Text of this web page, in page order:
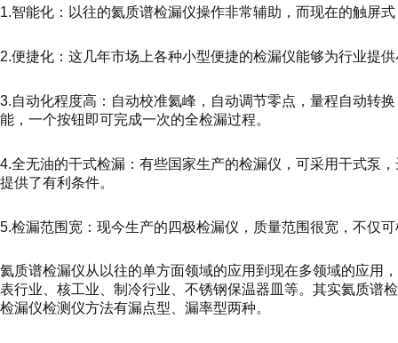
1.智能化：以往的氦质谱检漏仪操作非常辅助，而现在的触屏
2.便捷化：这几年市场上各种小型便捷的检漏仪能够为行业提
3.自动化程度高：自动校准氦峰，自动调节零点，量程自动转
能，一个按钮即可完成一次的全检漏过程。
4.全无油的干式检漏：有些国家生产的检漏仪，可采用干式泵
提供了有利条件。
5.检漏范围宽：现今生产的四极检漏仪，质量范围很宽，不仅
氦质谱检漏仪从以往的单方面领域的应用到现在多领域的应用
表行业、核工业、制冷行业、不锈钢保温器皿等。其实氦质谱
检漏仪检测仪方法有漏点型、漏率型两种。